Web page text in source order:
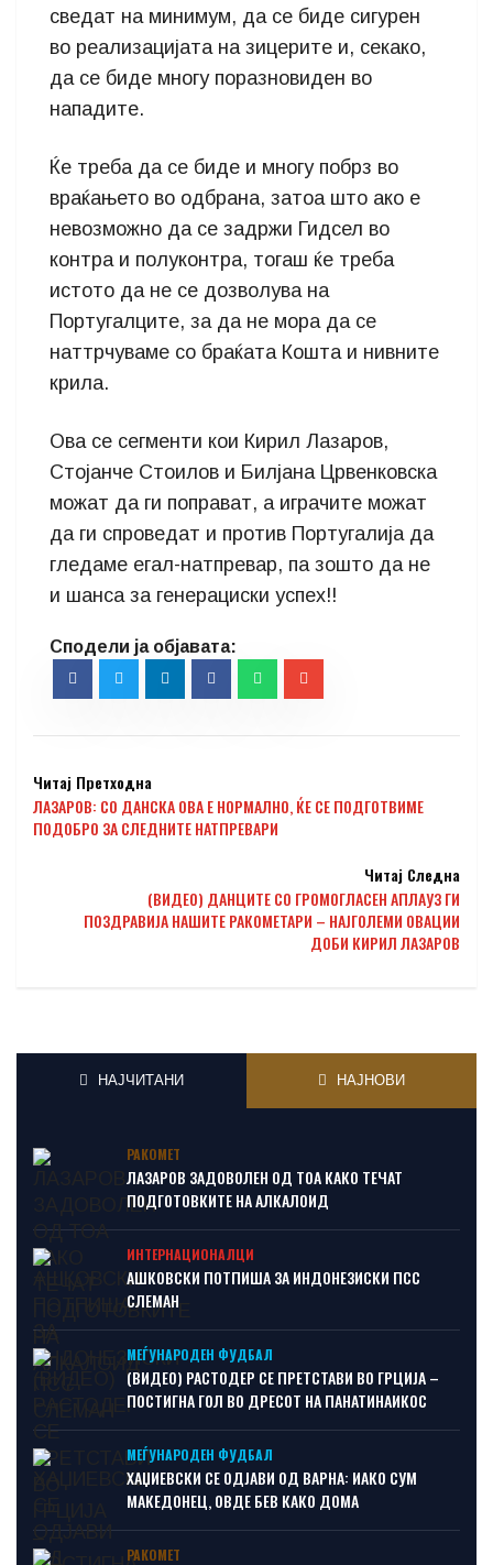
сведат на минимум, да се биде сигурен
во реализацијата на зицерите и, секако,
да се биде многу поразновиден во
нападите.
Ќе треба да се биде и многу побрз во
враќањето во одбрана, затоа што ако е
невозможно да се задржи Гидсел во
контра и полуконтра, тогаш ќе треба
истото да не се дозволува на
Португалците, за да не мора да се
наттрчуваме со браќата Кошта и нивните
крила.
Ова се сегменти кои Кирил Лазаров,
Стојанче Стоилов и Билјана Црвенковска
можат да ги поправат, а играчите можат
да ги спроведат и против Португалија да
гледаме егал-натпревар, па зошто да не
и шанса за генерациски успех!!
Читај Претходна
ЛАЗАРОВ: СО ДАНСКА ОВА Е НОРМАЛНО, ЌЕ СЕ ПОДГОТВИМЕ
ПОДОБРО ЗА СЛЕДНИТЕ НАТПРЕВАРИ
Читај Следна
(ВИДЕО) ДАНЦИТЕ СО ГРОМОГЛАСЕН АПЛАУЗ ГИ
ПОЗДРАВИЈА НАШИТЕ РАКОМЕТАРИ – НАЈГОЛЕМИ ОВАЦИИ
ДОБИ КИРИЛ ЛАЗАРОВ
НАЈЧИТАНИ НАЈНОВИ
РАКОМЕТ
ЛАЗАРОВ ЗАДОВОЛЕН ОД ТОА КАКО ТЕЧАТ
ПОДГОТОВКИТЕ НА АЛКАЛОИД
ИНТЕРНАЦИОНАЛЦИ
АШКОВСКИ ПОТПИША ЗА ИНДОНЕЗИСКИ ПСС
СЛЕМАН
МЕЃУНАРОДЕН ФУДБАЛ
(ВИДЕО) РАСТОДЕР СЕ ПРЕТСТАВИ ВО ГРЦИЈА –
ПОСТИГНА ГОЛ ВО ДРЕСОТ НА ПАНАТИНАИКОС
МЕЃУНАРОДЕН ФУДБАЛ
ХАЏИЕВСКИ СЕ ОДЈАВИ ОД ВАРНА: ИАКО СУМ
МАКЕДОНЕЦ, ОВДЕ БЕВ КАКО ДОМА
РАКОМЕТ